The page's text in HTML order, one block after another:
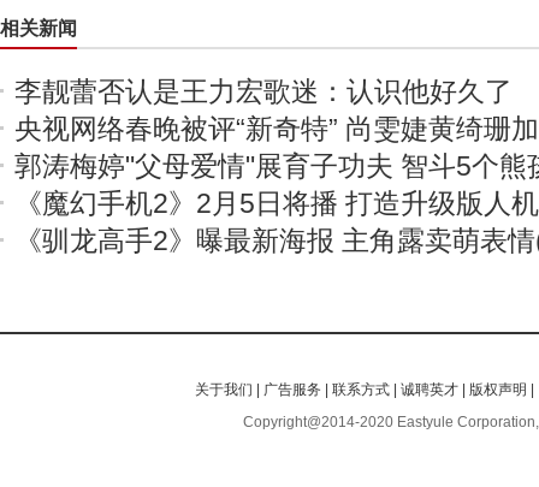
相关新闻
李靓蕾否认是王力宏歌迷：认识他好久了
央视网络春晚被评“新奇特” 尚雯婕黄绮珊
郭涛梅婷"父母爱情"展育子功夫 智斗5个熊
《魔幻手机2》2月5日将播 打造升级版人
《驯龙高手2》曝最新海报 主角露卖萌表
关于我们 | 广告服务 |联系方式 |诚聘英才 | 版权声明 |
Copyright@2014-2020 Eastyule